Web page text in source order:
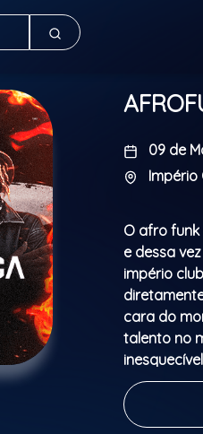
09 de
Império
O afro funk
e dessa
império
cara do
talento no
mais
barato